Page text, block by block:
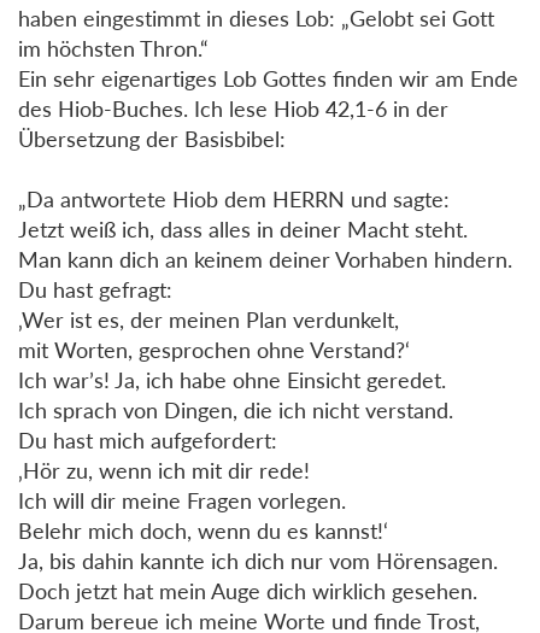
haben eingestimmt in dieses Lob: „Gelobt sei Gott
im höchsten Thron.“
Ein sehr eigenartiges Lob Gottes finden wir am Ende
des Hiob-Buches. Ich lese Hiob 42,1-6 in der
Übersetzung der Basisbibel:
„Da antwortete Hiob dem HERRN und sagte:
Jetzt weiß ich, dass alles in deiner Macht steht.
Man kann dich an keinem deiner Vorhaben hindern.
Du hast gefragt:
‚Wer ist es, der meinen Plan verdunkelt,
mit Worten, gesprochen ohne Verstand?‘
Ich war’s! Ja, ich habe ohne Einsicht geredet.
Ich sprach von Dingen, die ich nicht verstand.
Du hast mich aufgefordert:
‚Hör zu, wenn ich mit dir rede!
Ich will dir meine Fragen vorlegen.
Belehr mich doch, wenn du es kannst!‘
Ja, bis dahin kannte ich dich nur vom Hörensagen.
Doch jetzt hat mein Auge dich wirklich gesehen.
Darum bereue ich meine Worte und finde Trost,